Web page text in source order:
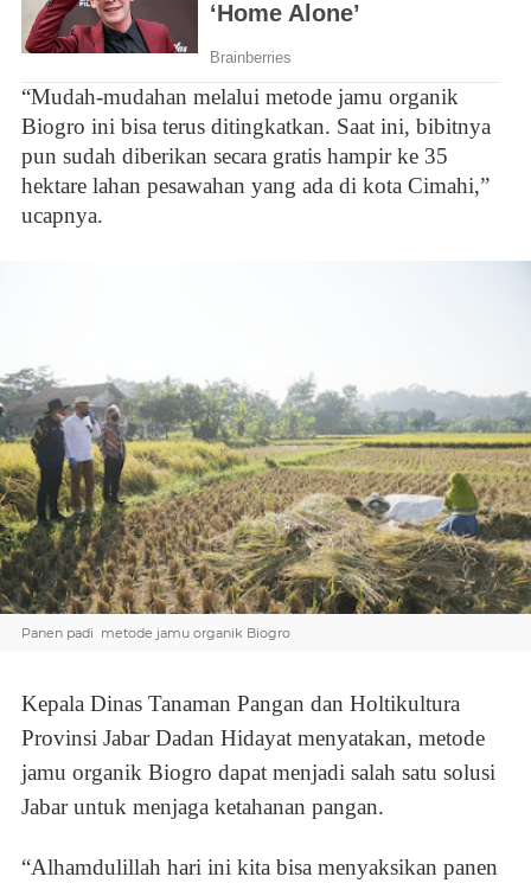
“Mudah-mudahan melalui metode jamu organik
Biogro ini bisa terus ditingkatkan. Saat ini, bibitnya
pun sudah diberikan secara gratis hampir ke 35
hektare lahan pesawahan yang ada di kota Cimahi,”
ucapnya.
Panen padi metode jamu organik Biogro
Kepala Dinas Tanaman Pangan dan Holtikultura
Provinsi Jabar Dadan Hidayat menyatakan, metode
jamu organik Biogro dapat menjadi salah satu solusi
Jabar untuk menjaga ketahanan pangan.
“Alhamdulillah hari ini kita bisa menyaksikan panen